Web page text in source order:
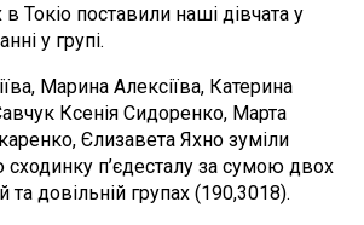
в Токіо поставили наші дівчата у
у групі.
Марина Алексіїва, Катерина
Ксенія Сидоренко, Марта
Єлизавета Яхно зуміли
сходинку п’єдесталу за сумою двох
та довільній групах (190,3018).